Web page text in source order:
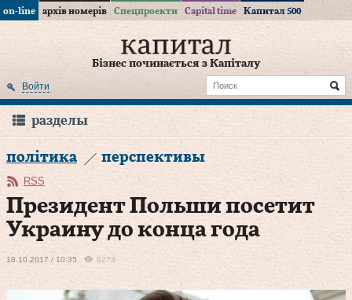
on-line архів номерів Спецпроекти Capital time Капитал 500
Бізнес починається з Капіталу
Войти
разделы
політика перспективы
RSS
Президент Польши посетит
Украину до конца года
18.10.2017 / 10:35 8273